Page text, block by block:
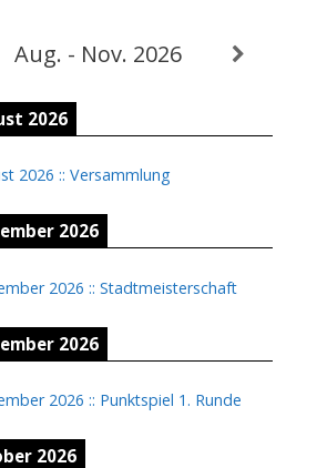
Aug. - Nov. 2026
2026
2026 :: Versammlung
2026
2026 :: Stadtmeisterschaft
2026
2026 :: Punktspiel 1. Runde
2026